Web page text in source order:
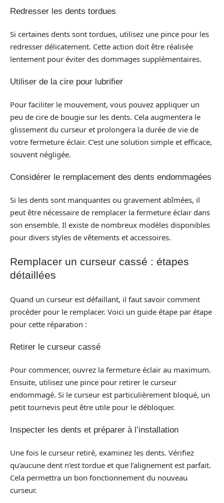
Redresser les dents tordues
Si certaines dents sont tordues, utilisez une pince pour les
redresser délicatement. Cette action doit être réalisée
lentement pour éviter des dommages supplémentaires.
Utiliser de la cire pour lubrifier
Pour faciliter le mouvement, vous pouvez appliquer un
peu de cire de bougie sur les dents. Cela augmentera le
glissement du curseur et prolongera la durée de vie de
votre fermeture éclair. C’est une solution simple et efficace,
souvent négligée.
Considérer le remplacement des dents endommagées
Si les dents sont manquantes ou gravement abîmées, il
peut être nécessaire de remplacer la fermeture éclair dans
son ensemble. Il existe de nombreux modèles disponibles
pour divers styles de vêtements et accessoires.
Remplacer un curseur cassé : étapes
détaillées
Quand un curseur est défaillant, il faut savoir comment
procéder pour le remplacer. Voici un guide étape par étape
pour cette réparation :
Retirer le curseur cassé
Pour commencer, ouvrez la fermeture éclair au maximum.
Ensuite, utilisez une pince pour retirer le curseur
endommagé. Si le curseur est particulièrement bloqué, un
petit tournevis peut être utile pour le débloquer.
Inspecter les dents et préparer à l’installation
Une fois le curseur retiré, examinez les dents. Vérifiez
qu’aucune dent n’est tordue et que l’alignement est parfait.
Cela permettra un bon fonctionnement du nouveau
curseur.